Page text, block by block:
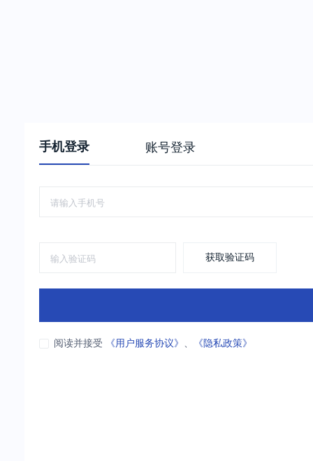
手机登录 账号登录
获取验证码
阅读并接受 《用户服务协议》 、 《隐私政策》